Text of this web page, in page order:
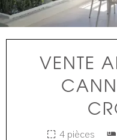
VENTE
4 pièces